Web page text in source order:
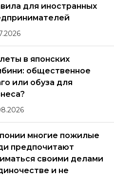
для иностранных
в японских
общественное
или обуза для
многие пожилые
предпочитают
своими делами
и не